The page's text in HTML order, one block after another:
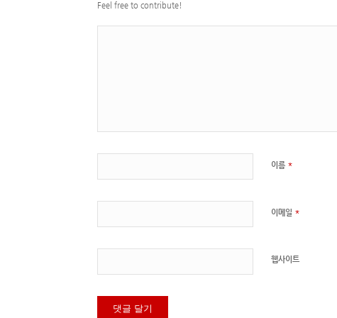
Feel free to contribute!
이름 *
이메일 *
웹사이트